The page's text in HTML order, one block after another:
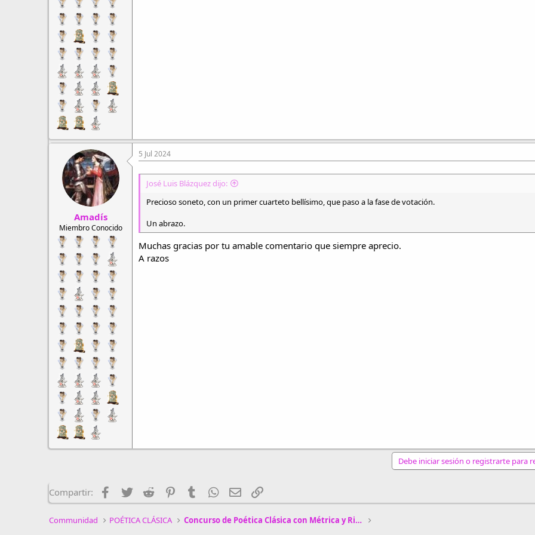
Amadís
Miembro Conocido
5 Jul 2024
José Luis Blázquez dijo:
Precioso soneto, con un primer cuarteto bellísimo, que paso a la fase de votación.
Un abrazo.
Muchas gracias por tu amable comentario que siempre aprecio.
A razos
Debe iniciar sesión o registrarte para
Compartir: Facebook
TwitterReddit PinterestTumblrWhatsApp
EmailEnlace
Communidad POÉTICA CLÁSICA Concurso de Poética Clásica con Métrica y Rima